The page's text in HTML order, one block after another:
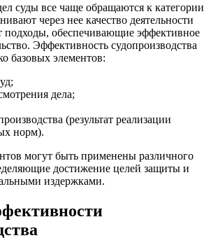
суды все чаще обращаются к категории
через нее качество деятельности
подходы, обеспечивающие эффективное
Эффективность судопроизводства
базовых элементов:
дела;
(результат реализации
норм).
могут быть применены различного
достижение целей защиты и
издержками.